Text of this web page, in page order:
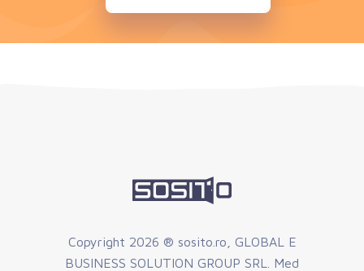
Copyright 2026 ® sosito.ro, GLOBAL E
BUSINESS SOLUTION GROUP SRL. Med